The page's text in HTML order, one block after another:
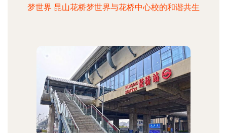
梦世界 昆山花桥梦世界与花桥中心校的和谐共生